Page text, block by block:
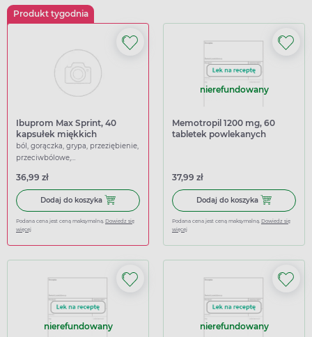
Produkt tygodnia
Ibuprom Max Sprint, 40
kapsułek miękkich
ból, gorączka, grypa, przeziębienie,
przeciwbólowe,
36,99 zł
Dodaj do koszyka Dodaj do koszyka Ibuprom Max Sprint, 40 kapsułek
Podana cena jest ceną maksymalną. Dowiedz się
więcej
nierefundowany
Memotropil 1200 mg, 60
tabletek powlekanych
37,99 zł
Dodaj do koszyka Dodaj do
Podana cena jest ceną maksymalną. Dowiedz się
więcej
nierefundowany nierefundowany